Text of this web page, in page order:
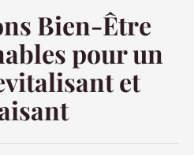
Bien-Être
pour un
et